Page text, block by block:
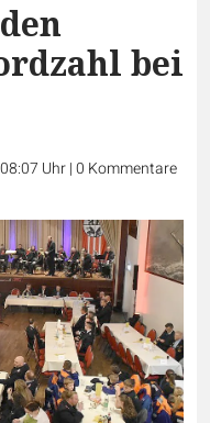
bei
Uhr|0 Kommentare